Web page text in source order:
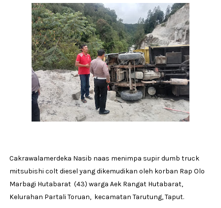
Cakrawalamerdeka Nasib naas menimpa supir dumb truck
mitsubishi colt diesel yang dikemudikan oleh korban Rap Olo
Marbagi Hutabarat (43) warga Aek Rangat Hutabarat,
Kelurahan Partali Toruan, kecamatan Tarutung, Taput.